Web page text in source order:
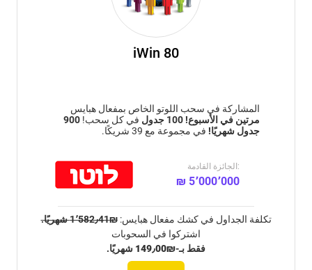
iWin 80
المشاركة في سحب اللوتو الخاص بمفعال هبايس
مرتين في الأسبوع! 100 جدول في كل سحب! 900
جدول شهريًا! في مجموعة مع 39 شريكًا.
الجائزة القادمة:
₪ 5٬000٬000
تكلفة الجداول في كشك مفعال هبايس:₪1٬582٫41 شهريًا.
اشتركوا في السحوبات
فقط بـ-₪149٫00 شهريًا.